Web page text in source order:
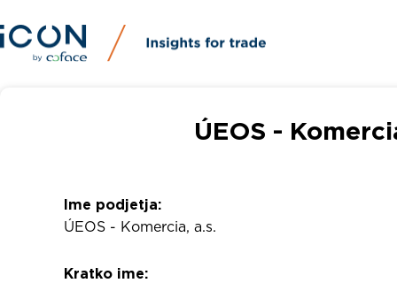
ÚEOS -
Ime podjetja:
ÚEOS - Komercia, a.s.
Kratko ime: